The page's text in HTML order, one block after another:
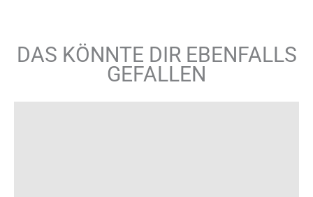
DAS KÖNNTE DIR EBENFALLS
GEFALLEN